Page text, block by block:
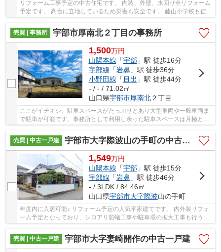
リフォーム工事予定の中古住宅です。 内装、外壁、水回り全リフォーム
予定です。 高台に立地しているため災害も安全です。 藤山小学校も徒歩
売買 | 事務所
宇部市厚南北２丁目の事務所
1,500万円
山陽本線 「宇部」駅 徒歩16分
宇部線 「岩鼻」駅 徒歩36分
小野田線 「 目出 」駅 徒歩44分
- / - / 71.02㎡
山口県宇部市厚南北２丁目
ここがイチオシ。駐車スペースがたっぷりとあり大型車両や一般車両ま
で駐車が可能です。事務所として利用し余った駐車スペースは月極とし
ても貸し出し可能です。また平屋建ての建物は...
売買 | 中古一戸建
宇部市大字際波山の手町の中古一戸建
1,549万円
山陽本線 「宇部」駅 徒歩15分
宇部線 「岩鼻」駅 徒歩46分
- / 3LDK / 84.46㎡
山口県宇部市大字際波山の手町
年度内に入居可能♪ リフォーム予定の人気平家建てです。 内外装リフォ
ーム予定となっており、シロアリ防蟻工事や駐車場の拡大工事も行う予
定です！ 保証も充実しておりますので安心し...
売買 | 中古一戸建
宇部市大字妻崎開作の中古一戸建